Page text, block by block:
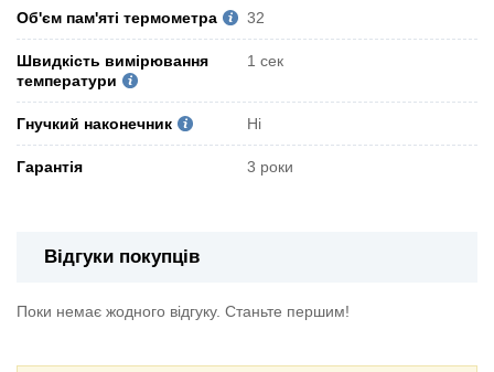
Об'єм пам'яті термометра 32
Швидкість вимірювання
температури
1 сек
Гнучкий наконечник Ні
Гарантія 3 роки
Відгуки покупців
Поки немає жодного відгуку. Станьте першим!